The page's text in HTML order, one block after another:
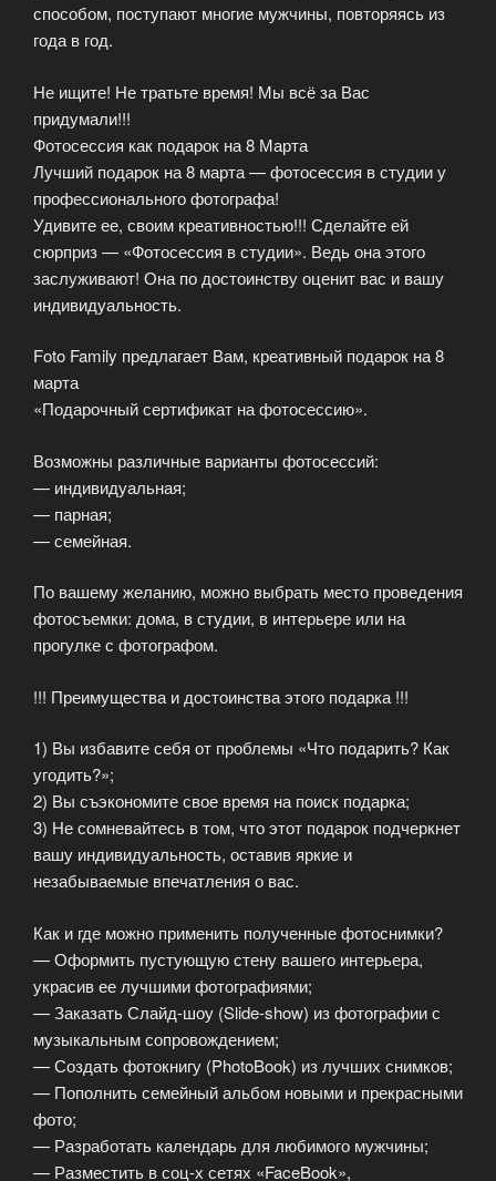
способом, поступают многие мужчины, повторяясь из
года в год.
Не ищите! Не тратьте время! Мы всё за Вас
придумали!!!
Фотосессия как подарок на 8 Марта
Лучший подарок на 8 марта — фотосессия в студии у
профессионального фотографа!
Удивите ее, своим креативностью!!! Сделайте ей
сюрприз — «Фотосессия в студии». Ведь она этого
заслуживают! Она по достоинству оценит вас и вашу
индивидуальность.
Foto Family предлагает Вам, креативный подарок на 8
марта
«Подарочный сертификат на фотосессию».
Возможны различные варианты фотосессий:
— индивидуальная;
— парная;
— семейная.
По вашему желанию, можно выбрать место проведения
фотосъемки: дома, в студии, в интерьере или на
прогулке с фотографом.
!!! Преимущества и достоинства этого подарка !!!
1) Вы избавите себя от проблемы «Что подарить? Как
угодить?»;
2) Вы съэкономите свое время на поиск подарка;
3) Не сомневайтесь в том, что этот подарок подчеркнет
вашу индивидуальность, оставив яркие и
незабываемые впечатления о вас.
Как и где можно применить полученные фотоснимки?
— Оформить пустующую стену вашего интерьера,
украсив ее лучшими фотографиями;
— Заказать Слайд-шоу (Slide-show) из фотографии с
музыкальным сопровождением;
— Создать фотокнигу (PhotoBook) из лучших снимков;
— Пополнить семейный альбом новыми и прекрасными
фото;
— Разработать календарь для любимого мужчины;
— Разместить в соц-х сетях «FaceBook»,